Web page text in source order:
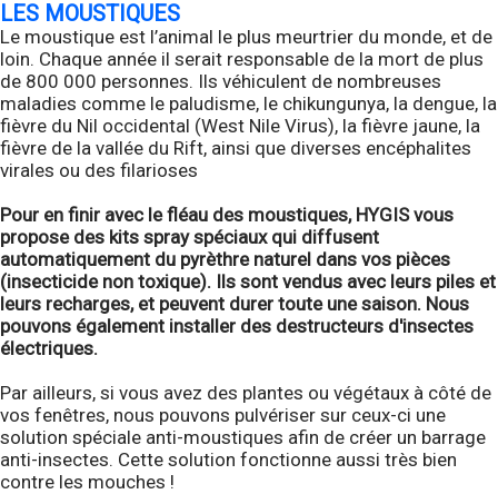
LES MOUSTIQUES
Le moustique est l’animal le plus meurtrier du monde, et de
loin. Chaque année il serait responsable de la mort de plus
de 800 000 personnes. Ils véhiculent de nombreuses
maladies comme le paludisme, le chikungunya, la dengue, la
fièvre du Nil occidental (West Nile Virus), la fièvre jaune, la
fièvre de la vallée du Rift, ainsi que diverses encéphalites
virales ou des filarioses
Pour en finir avec le fléau des moustiques, HYGIS vous
propose des kits spray spéciaux qui diffusent
automatiquement du pyrèthre naturel dans vos pièces
(insecticide non toxique). Ils sont vendus avec leurs piles et
leurs recharges, et peuvent durer toute une saison. Nous
pouvons également installer des destructeurs d'insectes
électriques.
Par ailleurs, si vous avez des plantes ou végétaux à côté de
vos fenêtres, nous pouvons pulvériser sur ceux-ci une
solution spéciale anti-moustiques afin de créer un barrage
anti-insectes. Cette solution fonctionne aussi très bien
contre les mouches !